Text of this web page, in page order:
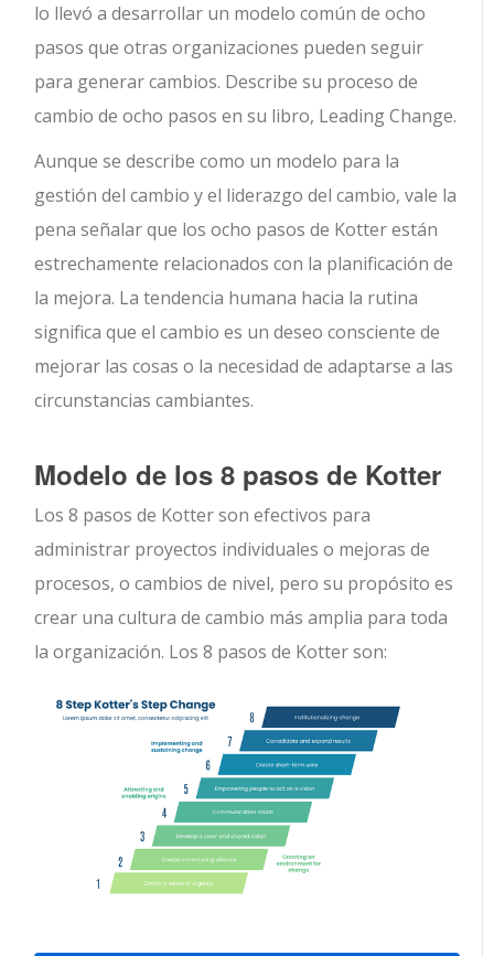
lo llevó a desarrollar un modelo común de ocho
pasos que otras organizaciones pueden seguir
para generar cambios. Describe su proceso de
cambio de ocho pasos en su libro, Leading Change.
Aunque se describe como un modelo para la
gestión del cambio y el liderazgo del cambio, vale la
pena señalar que los ocho pasos de Kotter están
estrechamente relacionados con la planificación de
la mejora. La tendencia humana hacia la rutina
significa que el cambio es un deseo consciente de
mejorar las cosas o la necesidad de adaptarse a las
circunstancias cambiantes.
Modelo de los 8 pasos de Kotter
Los 8 pasos de Kotter son efectivos para
administrar proyectos individuales o mejoras de
procesos, o cambios de nivel, pero su propósito es
crear una cultura de cambio más amplia para toda
la organización. Los 8 pasos de Kotter son: